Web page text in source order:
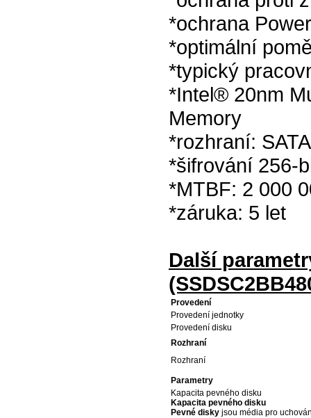
*ochrana
*optimální
*typický
*Intel® 20nm
Memory
*rozhraní:
*šifrování 256-
*MTBF: 2 000
*záruka: 5 let
Další
Provedení
Provedení jednotky
Provedení disku
Rozhraní
Rozhraní
Parametry
Kapacita pevného disku
Kapacita pevného disku
Pevné disky jsou média pro